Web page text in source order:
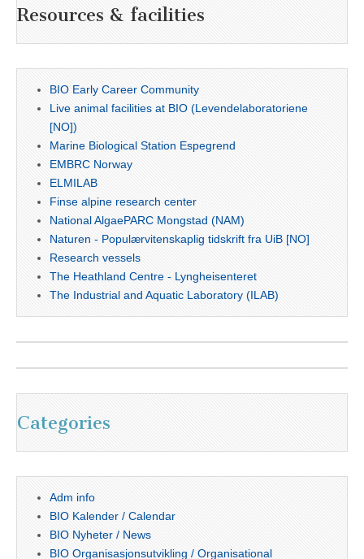
Resources & facilities
BIO Early Career Community
Live animal facilities at BIO (Levendelaboratoriene
[NO])
Marine Biological Station Espegrend
EMBRC Norway
ELMILAB
Finse alpine research center
National AlgaePARC Mongstad (NAM)
Naturen - Populærvitenskaplig tidskrift fra UiB [NO]
Research vessels
The Heathland Centre - Lyngheisenteret
The Industrial and Aquatic Laboratory (ILAB)
Categories
Adm info
BIO Kalender / Calendar
BIO Nyheter / News
BIO Organisasjonsutvikling / Organisational